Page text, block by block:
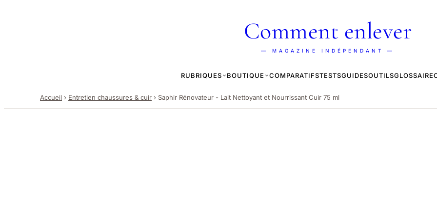
Comment enlever
— MAGAZINE INDÉPENDANT —
RUBRIQUES BOUTIQUE COMPARATIFSTESTSGUIDESOUTILSGLOSSAIRE
Accueil › Entretien chaussures & cuir › Saphir Rénovateur - Lait Nettoyant et Nourrissant Cuir 75 ml